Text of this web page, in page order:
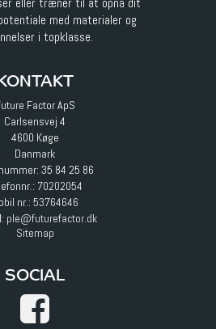
eller træner til at opnå dit
med materialer og
i topklasse.
Factor ApS
Carlsensvej 4
4600 Køge
Danmark
35 84 25 86
70202054
nr.: 53764646
: ple@futurefactor.dk
Sitemap
SOCIAL